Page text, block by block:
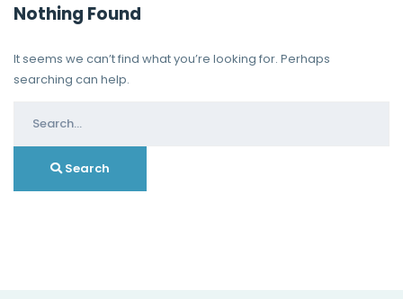
Nothing Found
It seems we can’t find what you’re looking for. Perhaps
searching can help.
for:
Search